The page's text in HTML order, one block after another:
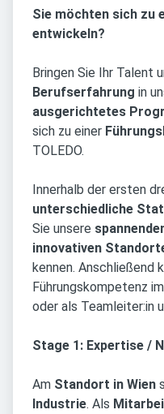
Sie möchten sich zu
entwickeln?
Bringen Sie Ihr Talent
Berufserfahrung in
ausgerichtetes
sich zu einer
TOLEDO.
Innerhalb der ersten
unterschiedliche
Sie unsere
innovativen
kennen. Anschließend
Führungskompetenz
oder als Teamleiter:in
Stage 1: Expertise /
Am Standort in Wien
Industrie. Als